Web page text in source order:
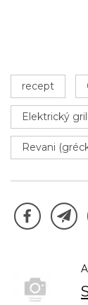
recept
Elektrický
Revani